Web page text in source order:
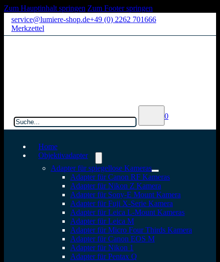
Zum Hauptinhalt springen Zum Footer springen
service@lumiere-shop.de+49 (0) 2262 701666
Merkzettel
0
Home
Objektivadapter
Adapter für spiegellose Kameras
Adapter für Canon RF Kameras
Adapter für Nikon Z Kamera
Adapter für Sony-E Mount Kamera
Adapter für Fuji X-Serie Kamera
Adapter für Leica L-Mount Kameras
Adapter für Leica M
Adapter für Micro Four Thirds Kamera
Adapter für Canon EOS M
Adapter für Nikon 1
Adapter für Pentax Q